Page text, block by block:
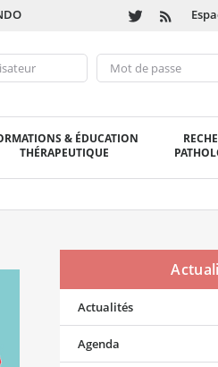
& ÉDUCATION
THÉRAPEUTIQUE
Actualités
Agenda